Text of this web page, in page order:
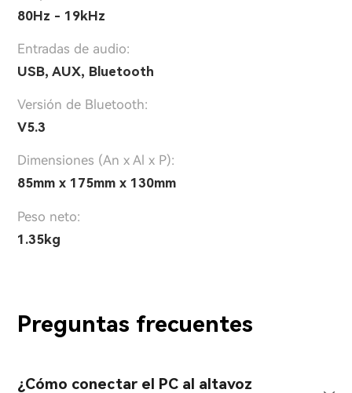
80Hz - 19kHz
Entradas de audio:
USB, AUX, Bluetooth
Versión de Bluetooth:
V5.3
Dimensiones (An x Al x P):
85mm x 175mm x 130mm
Peso neto:
1.35kg
Preguntas frecuentes
¿Cómo conectar el PC al altavoz